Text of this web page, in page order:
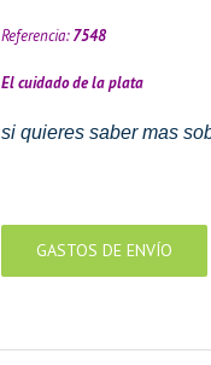
Referencia:7548
El cuidado dela plata
si quieres saber mas
GASTOS DE ENVÍO